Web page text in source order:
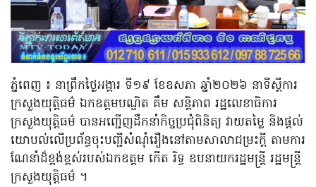
ភ្នំពេញ ៖ នាព្រឹកថ្ងៃអង្គារ ទី១៩ ខែឧសភា ឆ្នាំ២០២៦ នាទីស្តីការ
ក្រសួងយុត្តិធម៌ ឯកឧត្តមបណ្ឌិត គឹម សន្តិភាព រដ្ឋលេខាធិការ
ក្រសួងយុត្តិធម៌ បានអញ្ជើញដឹកនាំកិច្ចប្រជុំពិនិត្យ វាយតម្លៃ និងផ្តល់
យោបល់លើប្រព័ន្ធចុះបញ្ជីសំណុំរឿងនៅតាមសាលាជម្រះក្តី តាមការ
ណែនាំដ៏ខ្ពង់ខ្ពស់របស់ឯកឧត្តម កើត រិទ្ធ ឧបនាយករដ្ឋមន្ត្រី រដ្ឋមន្ត្រី
ក្រសួងយុត្តិធម៌ ។